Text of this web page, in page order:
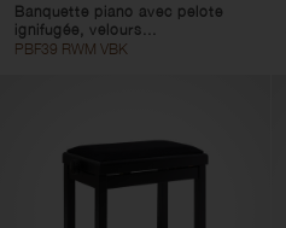
Banquette piano avec pelote
ignifugée, velours...
PBF39 RWM VBK